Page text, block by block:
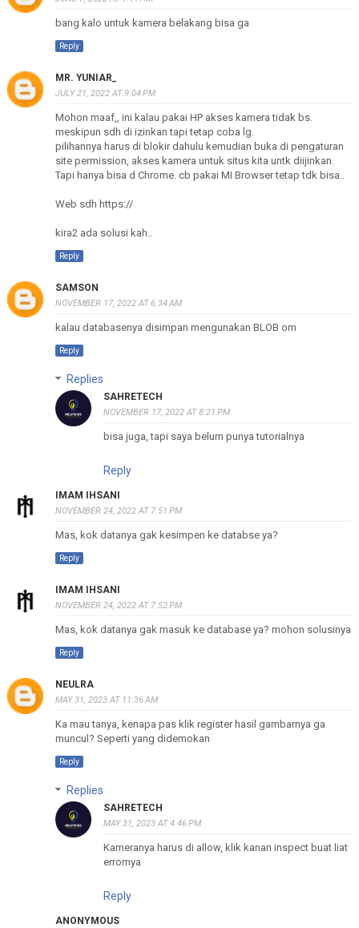
bang kalo untuk kamera belakang bisa ga
Reply
MR. YUNIAR_
JULY 21, 2022 AT 9:04 PM
Mohon maaf,, ini kalau pakai HP akses kamera tidak bs.
meskipun sdh di izinkan tapi tetap coba lg.
pilihannya harus di blokir dahulu kemudian buka di pengaturan
site permission, akses kamera untuk situs kita untk diijinkan.
Tapi hanya bisa d Chrome. cb pakai MI Browser tetap tdk bisa..
Web sdh https://
kira2 ada solusi kah..
Reply
SAMSON
NOVEMBER 17, 2022 AT 6:34 AM
kalau databasenya disimpan mengunakan BLOB om
Reply
Replies
SAHRETECH
NOVEMBER 17, 2022 AT 8:21 PM
bisa juga, tapi saya belum punya tutorialnya
Reply
IMAM IHSANI
NOVEMBER 24, 2022 AT 7:51 PM
Mas, kok datanya gak kesimpen ke databse ya?
Reply
IMAM IHSANI
NOVEMBER 24, 2022 AT 7:52 PM
Mas, kok datanya gak masuk ke database ya? mohon solusinya
Reply
NEULRA
MAY 31, 2023 AT 11:36 AM
Ka mau tanya, kenapa pas klik register hasil gambarnya ga
muncul? Seperti yang didemokan
Reply
Replies
SAHRETECH
MAY 31, 2023 AT 4:46 PM
Kameranya harus di allow, klik kanan inspect buat liat
errornya
Reply
ANONYMOUS